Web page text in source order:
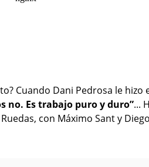
Cuando Dani Pedrosa le hizo
no. Es trabajo puro y duro”...
con Máximo Sant y